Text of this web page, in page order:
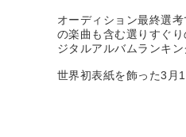
オーディション最終選
の楽曲も含む選りすぐ
ジタルアルバムランキン
世界初表紙を飾った3月